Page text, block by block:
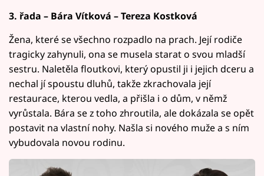
3. řada – Bára Vítková – Tereza Kostková
Žena, které se všechno rozpadlo na prach. Její rodiče
tragicky zahynuli, ona se musela starat o svou mladší
sestru. Naletěla floutkovi, který opustil ji i jejich dceru a
nechal jí spoustu dluhů, takže zkrachovala její
restaurace, kterou vedla, a přišla i o dům, v němž
vyrůstala. Bára se z toho zhroutila, ale dokázala se opět
postavit na vlastní nohy. Našla si nového muže a s ním
vybudovala novou rodinu.